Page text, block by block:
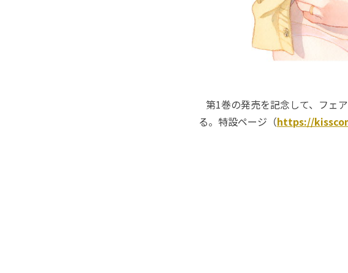
第1巻の発売を記念して、フェ
る。特設ページ（https://